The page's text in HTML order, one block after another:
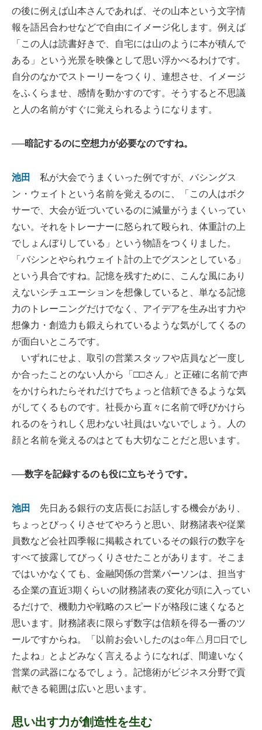
の後に例えば山本さんであれば、その山本という文字情
報を語呂合わせなどで自由にイメージ化します。例えば
「この人は読書好きで、自宅には山のように本が積んで
ある」という光景を映像として思い浮かべるわけです。
自分のなかでストーリーをつくり、連想させ、イメージ
をふくらませ、感情を動かすのです。そうすると不思議
と人の名前がすぐに覚えられるようになります。
──暗記するのに空想力が必要なのですね。
池田
私が大会でうまくいった例ですが、バシングス
ン・ウェイトという名前を覚えるのに、「この人はボク
サーで、大会が近づいているのに減量がうまくいってい
ない。それをトレーナーに怒られて殴られ、体重計の上
でしょんぼりしている」という物語をつくりました。
「バシンとやられウェイト計の上でグスンとしている」
という具合ですね。記憶を残すために、こんな風にあり
えないシチュエーションを想像していると、単なる記憶
力のトレーニングだけでなく、アイデアを生み出す力や
想像力・創造力も鍛えられているような気がしてくるの
が面白いところです。
いずれにせよ、取引の営業スタッフや店員など一度し
か合ったことのない人から「□□さん」と正確に名前で声
をかけられたらそれだけでちょっと信頼できるような気
がしてくるものです。社長から直々に名前で呼びかけら
れるのをうれしく思わない社員はいないでしょう。人の
顔と名前を覚えるのはとても大切なことだと思います。
──数字を記録するのも役に立ちそうです。
池田
先日ある銀行の支店長にお話しする機会があり、
ちょっとびっくりさせてやろうと思い、財務諸表や従業
員数など会社四季報に掲載されているその銀行の数字を
すべて披露してびっくりさせたことがあります。そこま
ではいかなくても、金融関係の営業パーソンは、担当す
る企業の直近3期くらいの財務諸表の変化が頭に入ってい
るだけで、機動力や戦略のスピードが格段に速くなると
思います。財務諸表に限らず数字は信頼を得る一番のツ
ールですからね。「以前お会いしたのは○年△月□日でし
たよね」とよどみなく言えるようになれば、間違いなく
営業の武器になるでしょう。記憶術がビジネス分野で貢
献できる範囲は広いと思います。
思い出す力が創造性を生む